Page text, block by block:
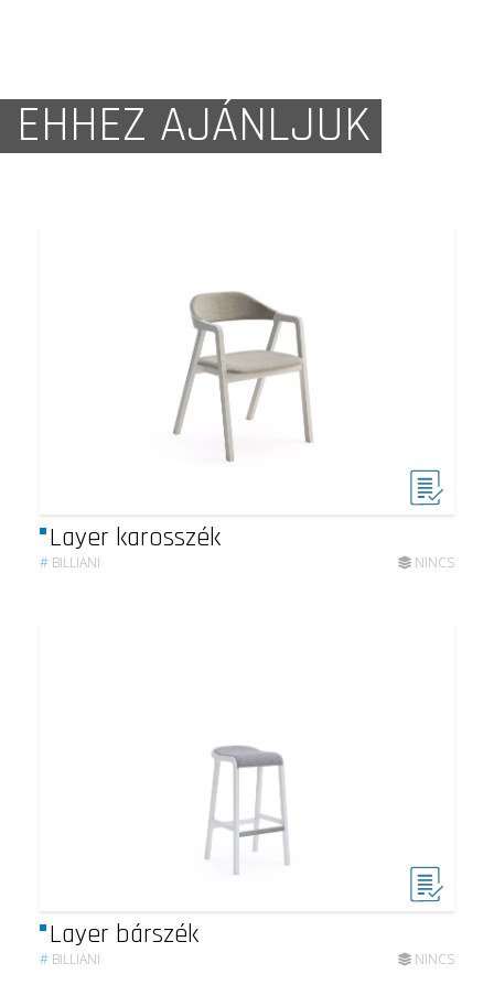
EHHEZ AJÁNLJUK
Layer karosszék
# BILLIANI NINCS
Layer bárszék
# BILLIANI NINCS